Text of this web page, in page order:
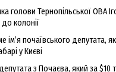
голови Тернопільської ОВА
колонії
ім’я почаївського депутата,
у Києві
з Почаєва, який за $10